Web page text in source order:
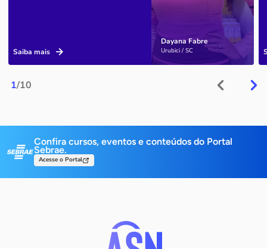
1/10
Dayana Fabre
Urubici / SC
Saiba mais
Confira cursos, eventos e conteúdos do Portal
Sebrae.
Acesse o Portal